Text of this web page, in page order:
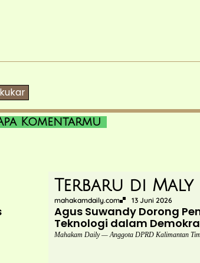
Komentarmu
Terbaru di Maly
mahakamdaily.com 13 Juni 2026
Agus Suwandy Dorong
Teknologi dalam
Mahakam Daily — Anggota DPRD Kalimantan